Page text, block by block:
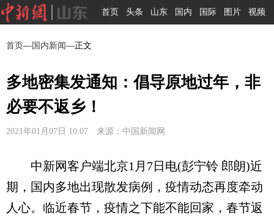
首页 头条 山东 国内 国际 图片 视频
首页— 国内新闻—正文
多地密集发通知：倡导原地过年，非
必要不返乡！
2021年01月07日 10:07 来源：中国新闻网
中新网客户端北京1月7日电(彭宁铃 郎朗)近
期，国内多地出现散发病例，疫情动态再度牵动
人心。临近春节，疫情之下能不能回家，春节返